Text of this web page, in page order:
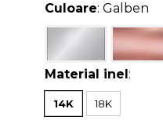
Culoare: Galben
Material inel:
14K 18K